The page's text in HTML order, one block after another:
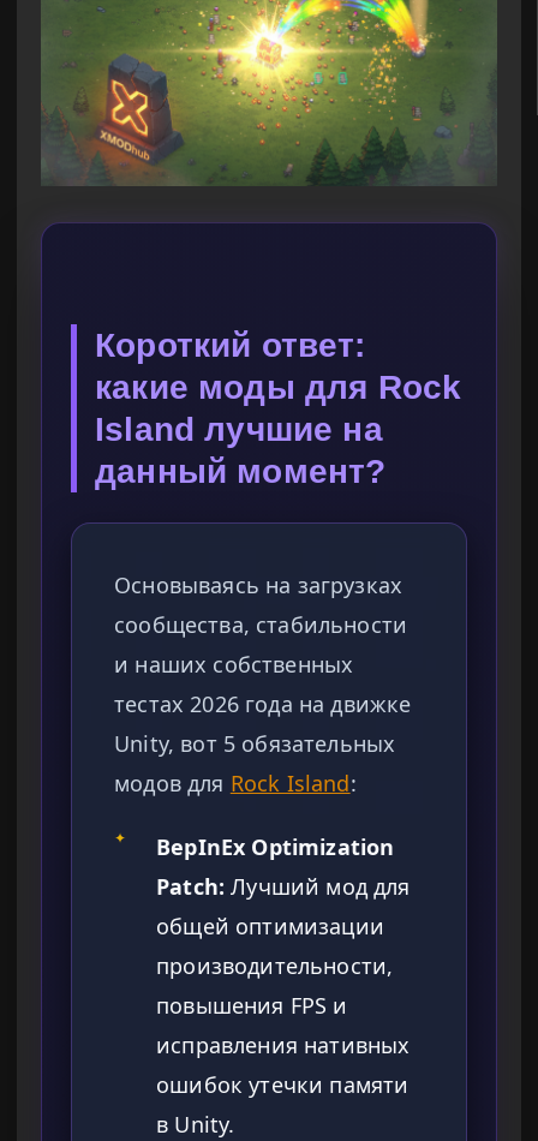
Короткий ответ:
какие моды для Rock
Island лучшие на
данный момент?
Основываясь на загрузках
сообщества, стабильности
и наших собственных
тестах 2026 года на движке
Unity, вот 5 обязательных
модов для Rock Island:
✦
BepInEx Optimization
Patch: Лучший мод для
общей оптимизации
производительности,
повышения FPS и
исправления нативных
ошибок утечки памяти
в Unity.